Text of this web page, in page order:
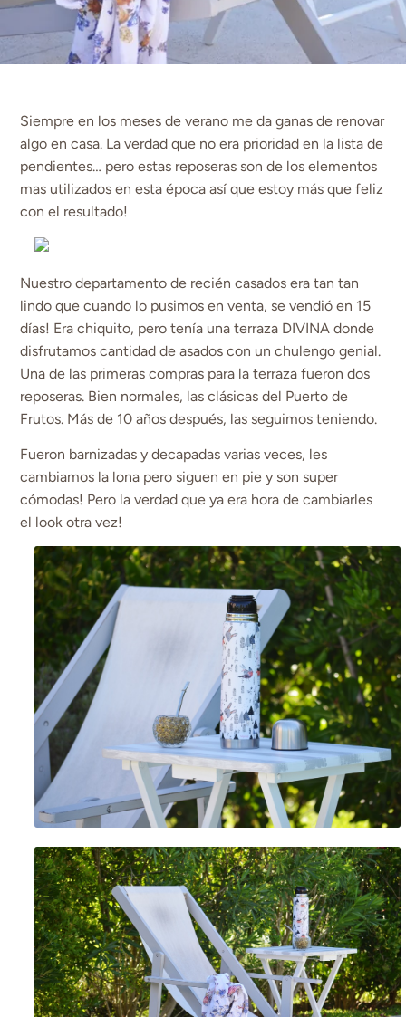
Siempre en los meses de verano me da ganas de renovar
algo en casa. La verdad que no era prioridad en la lista de
pendientes… pero estas reposeras son de los elementos
mas utilizados en esta época así que estoy más que feliz
con el resultado!
Nuestro departamento de recién casados era tan tan
lindo que cuando lo pusimos en venta, se vendió en 15
días! Era chiquito, pero tenía una terraza DIVINA donde
disfrutamos cantidad de asados con un chulengo genial.
Una de las primeras compras para la terraza fueron dos
reposeras. Bien normales, las clásicas del Puerto de
Frutos. Más de 10 años después, las seguimos teniendo.
Fueron barnizadas y decapadas varias veces, les
cambiamos la lona pero siguen en pie y son super
cómodas! Pero la verdad que ya era hora de cambiarles
el look otra vez!